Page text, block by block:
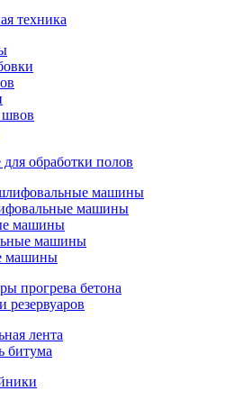
техника
обработки полов
машины
машины
машины
машины
машины
прогрева бетона
резервуаров
лента
битума